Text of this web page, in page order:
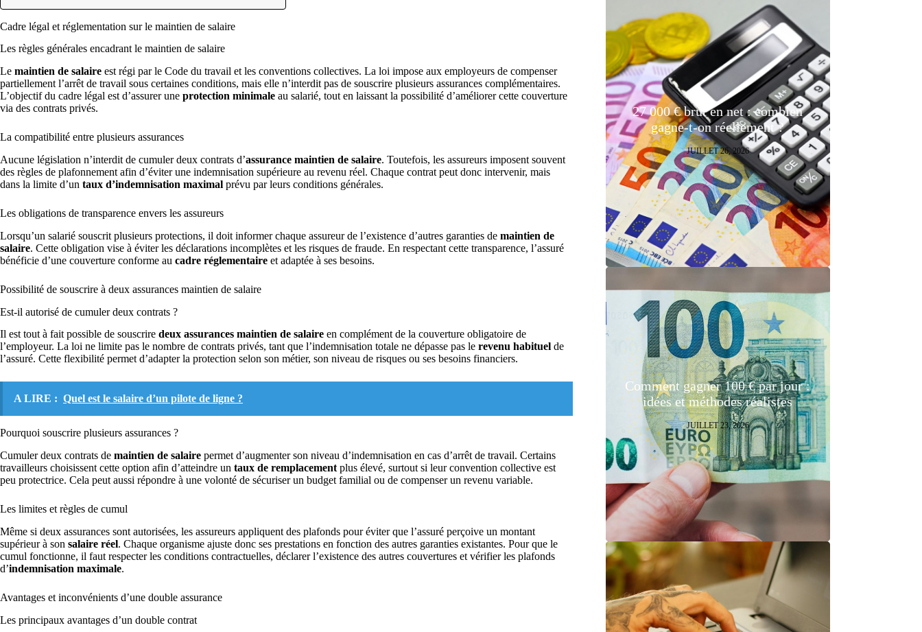
Cadre légal et réglementation sur le maintien de salaire
Les règles générales encadrant le maintien de salaire
Le maintien de salaire est régi par le Code du travail et les conventions collectives. La loi impose aux employeurs de compenser
partiellement l’arrêt de travail sous certaines conditions, mais elle n’interdit pas de souscrire plusieurs assurances complémentaires.
L’objectif du cadre légal est d’assurer une protection minimale au salarié, tout en laissant la possibilité d’améliorer cette couverture
via des contrats privés.
La compatibilité entre plusieurs assurances
Aucune législation n’interdit de cumuler deux contrats d’assurance maintien de salaire. Toutefois, les assureurs imposent souvent
des règles de plafonnement afin d’éviter une indemnisation supérieure au revenu réel. Chaque contrat peut donc intervenir, mais
dans la limite d’un taux d’indemnisation maximal prévu par leurs conditions générales.
Les obligations de transparence envers les assureurs
Lorsqu’un salarié souscrit plusieurs protections, il doit informer chaque assureur de l’existence d’autres garanties de maintien de
salaire. Cette obligation vise à éviter les déclarations incomplètes et les risques de fraude. En respectant cette transparence, l’assuré
bénéficie d’une couverture conforme au cadre réglementaire et adaptée à ses besoins.
Possibilité de souscrire à deux assurances maintien de salaire
Est-il autorisé de cumuler deux contrats ?
Il est tout à fait possible de souscrire deux assurances maintien de salaire en complément de la couverture obligatoire de
l’employeur. La loi ne limite pas le nombre de contrats privés, tant que l’indemnisation totale ne dépasse pas le revenu habituel de
l’assuré. Cette flexibilité permet d’adapter la protection selon son métier, son niveau de risques ou ses besoins financiers.
A LIRE : Quel est le salaire d’un pilote de ligne ?
Pourquoi souscrire plusieurs assurances ?
Cumuler deux contrats de maintien de salaire permet d’augmenter son niveau d’indemnisation en cas d’arrêt de travail. Certains
travailleurs choisissent cette option afin d’atteindre un taux de remplacement plus élevé, surtout si leur convention collective est
peu protectrice. Cela peut aussi répondre à une volonté de sécuriser un budget familial ou de compenser un revenu variable.
Les limites et règles de cumul
Même si deux assurances sont autorisées, les assureurs appliquent des plafonds pour éviter que l’assuré perçoive un montant
supérieur à son salaire réel. Chaque organisme ajuste donc ses prestations en fonction des autres garanties existantes. Pour que le
cumul fonctionne, il faut respecter les conditions contractuelles, déclarer l’existence des autres couvertures et vérifier les plafonds
d’indemnisation maximale.
Avantages et inconvénients d’une double assurance
Les principaux avantages d’un double contrat
27 000 € brut en net : combien
gagne-t-on réellement ?
JUILLET 26, 2026
Comment gagner 100 € par jour :
idées et méthodes réalistes
JUILLET 23, 2026